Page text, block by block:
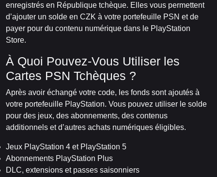
enregistrés en République tchèque. Elles vous permettent
d’ajouter un solde en CZK à votre portefeuille PSN et de
payer pour du contenu numérique dans le PlayStation
Store.
À Quoi Pouvez-Vous Utiliser les
Cartes PSN Tchèques ?
Après avoir échangé votre code, les fonds sont ajoutés à
votre portefeuille PlayStation. Vous pouvez utiliser le solde
pour des jeux, des abonnements, des contenus
additionnels et d’autres achats numériques éligibles.
Jeux PlayStation 4 et PlayStation 5
Abonnements PlayStation Plus
DLC, extensions et passes saisonniers